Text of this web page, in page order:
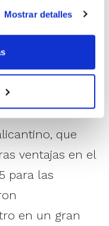
Mostrar detalles
arrancaba la
y FC
se mostraban
que
ventajas en el
para las
en un gran